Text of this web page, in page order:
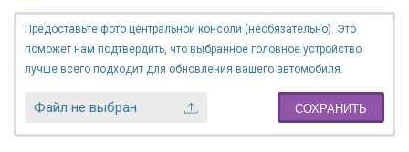
Предоставьте фото центральной консоли (необязательно). Это
поможет нам подтвердить, что выбранное головное устройство
лучше всего подходит для обновления вашего автомобиля.
Файл не выбран СОХРАНИТЬ